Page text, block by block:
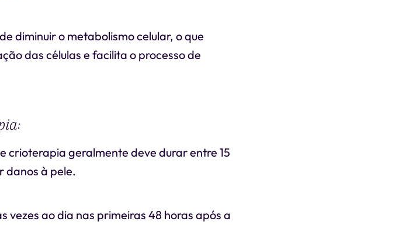
diminuir o metabolismo celular, o que
das células e facilita o processo de
crioterapia geralmente deve durar entre 15
danos à pele.
vezes ao dia nas primeiras 48 horas após a